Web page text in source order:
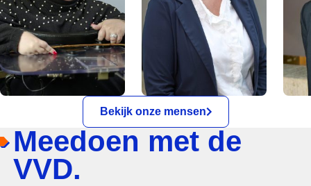
Bekijk onze mensen
Meedoen met de
VVD.